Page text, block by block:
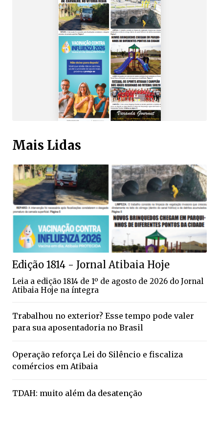
Mais Lidas
Edição 1814 - Jornal Atibaia Hoje
Leia a edição 1814 de 1º de agosto de 2026 do Jornal
Atibaia Hoje na íntegra
Trabalhou no exterior? Esse tempo pode valer
para sua aposentadoria no Brasil
Operação reforça Lei do Silêncio e fiscaliza
comércios em Atibaia
TDAH: muito além da desatenção